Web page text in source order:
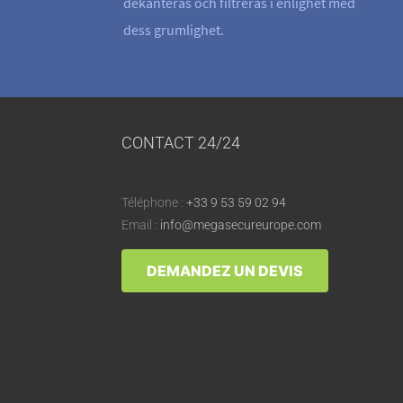
dess grumlighet.
CONTACT 24/24
Téléphone :+33 9 53 59 02 94
Email : info@megasecureurope.com
DEMANDEZ UN DEVIS